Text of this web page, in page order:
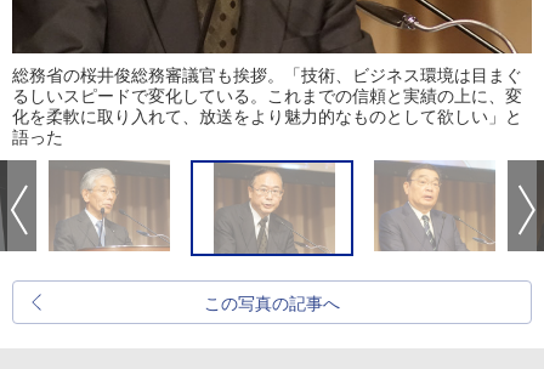
総務省の桜井俊総務審議官も挨拶。「技術、ビジネス環境は目まぐ
るしいスピードで変化している。これまでの信頼と実績の上に、変
化を柔軟に取り入れて、放送をより魅力的なものとして欲しい」と
語った
この写真の記事へ